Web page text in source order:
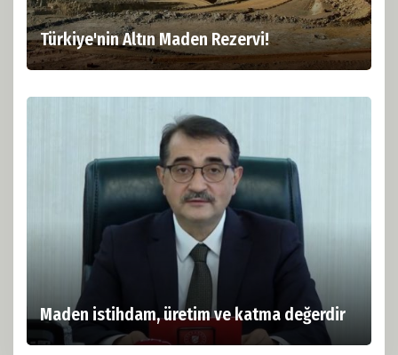
Türkiye'nin Altın Maden Rezervi!
Maden istihdam, üretim ve katma değerdir